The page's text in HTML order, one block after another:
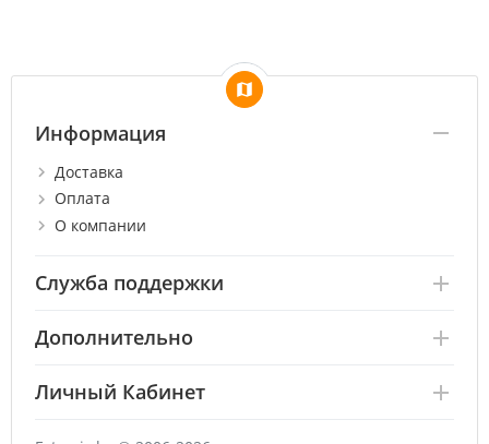
Информация
Доставка
Оплата
О компании
Служба поддержки
Дополнительно
Личный Кабинет